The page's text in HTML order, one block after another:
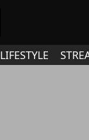
LIFESTYLE